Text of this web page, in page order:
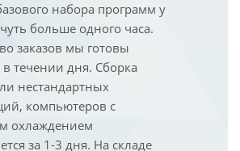
набора программ у
больше одного часа.
заказов мы готовы
течении дня. Сборка
нестандартных
компьютеров с
охлаждением
за 1-3 дня. На складе